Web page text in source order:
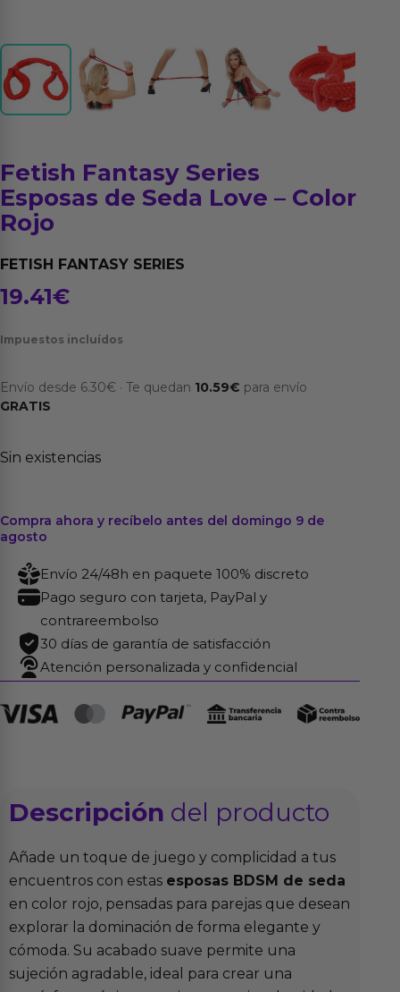
Fetish Fantasy Series
Esposas de Seda Love – Color
Rojo
FETISH FANTASY SERIES
19.41€
Impuestos incluídos
Envío desde 6.30€ · Te quedan 10.59€ para envío
GRATIS
Sin existencias
Compra ahora y recíbelo antes del domingo 9 de
agosto
Envío 24/48h en paquete 100% discreto
Pago seguro con tarjeta, PayPal y
contrareembolso
30 días de garantía de satisfacción
Atención personalizada y confidencial
Descripción del producto
Añade un toque de juego y complicidad a tus
encuentros con estas esposas BDSM de seda
en color rojo, pensadas para parejas que desean
explorar la dominación de forma elegante y
cómoda. Su acabado suave permite una
sujeción agradable, ideal para crear una